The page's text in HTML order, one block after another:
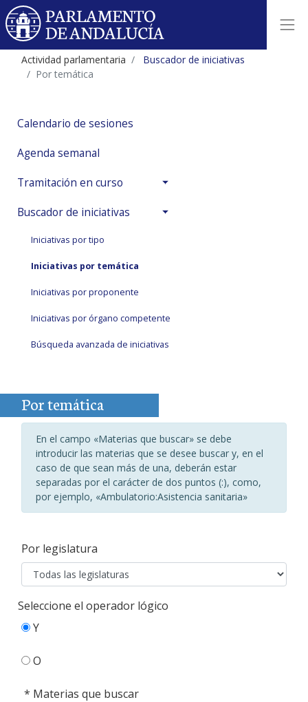
Actividad parlamentaria
Buscador de iniciativas
Por temática
Calendario de sesiones
Agenda semanal
Tramitación en curso
Buscador de iniciativas
Iniciativas por tipo
Iniciativas por temática
Iniciativas por proponente
Iniciativas por órgano competente
Búsqueda avanzada de iniciativas
Por temática
En el campo «Materias que buscar» se debe
introducir las materias que se desee buscar y, en el
caso de que sean más de una, deberán estar
separadas por el carácter de dos puntos (:), como,
por ejemplo, «Ambulatorio:Asistencia sanitaria»
Por legislatura
Seleccione el operador lógico
Y
O
* Materias que buscar